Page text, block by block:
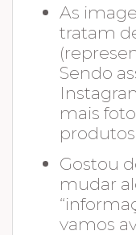
As
tratam
Sendo
mais
produtos
Gostou
mudar
vamos